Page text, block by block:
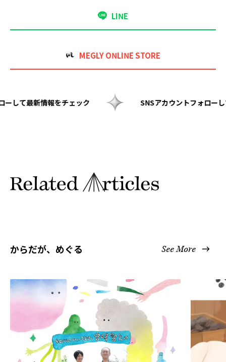
LINE
MEGLY ONLINE STORE
アカウントフォローして最新情報をチェック SNSアカ
からだが、めぐる See More